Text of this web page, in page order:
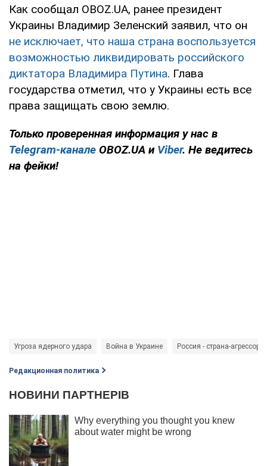
Как сообщал OBOZ.UA, ранее президент
Украины Владимир Зеленский заявил, что он
не исключает, что наша страна воспользуется
возможностью ликвидировать российского
диктатора Владимира Путина. Глава
государства отметил, что у Украины есть все
права защищать свою землю.
Только проверенная информация у нас в
Telegram-канале OBOZ.UA и Viber. Не ведитесь
на фейки!
Угроза ядерного удара Война в Украине Россия - страна-агрессор
Редакционная политика